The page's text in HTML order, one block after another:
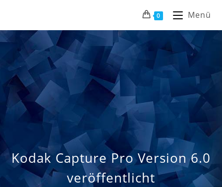
0 Menü
Kodak Capture Pro Version 6.0
veröffentlicht